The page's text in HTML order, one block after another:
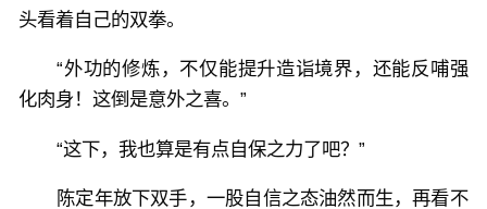
头看着自己的双拳。
“外功的修炼，不仅能提升造诣境界，还能反哺强
化肉身！这倒是意外之喜。”
“这下，我也算是有点自保之力了吧？”
陈定年放下双手，一股自信之态油然而生，再看不